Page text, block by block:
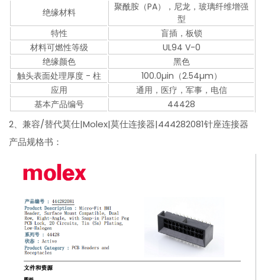
绝缘材料
聚酰胺（PA），尼龙，玻璃纤维增强
型
特性
盲插，板锁
材料可燃性等级
UL94 V-0
绝缘颜色
黑色
触头表面处理厚度 - 柱
100.0µin（2.54µm）
应用
通用，医疗，军事，电信
基本产品编号
44428
2、兼容/替代莫仕|Molex|莫仕连接器|444282081针座连接器
产品规格书：